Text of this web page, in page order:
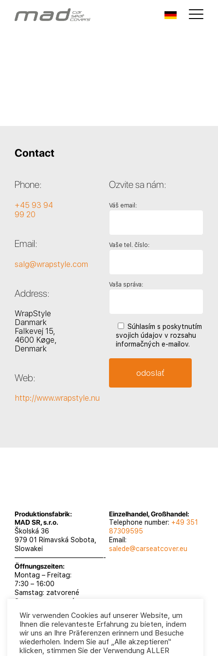
Contact
Phone:
+45 93 94
99 20
Email:
salg@wrapstyle.com
Address:
WrapStyle
Danmark
Falkevej 15,
4600 Køge,
Denmark
Web:
http://www.wrapstyle.nu
Ozvite sa nám:
Váš email:
Vaše tel. číslo:
Vaša správa:
Súhlasím s poskytnutím
svojich údajov v rozsahu
informačných e-mailov.
Produktionsfabrik:
MAD SR, s.r.o.
Školská 36
979 01 Rimavská Sobota,
Slowakei
—————————————-
Öffnungszeiten:
Montag – Freitag:
7:30 – 16:00
Samstag: zatvorené
Sontag: zatvorené
Einzelhandel, Großhandel:
Telephone number: +49 351
87309595
Email:
salede@carseatcover.eu
MAD SR, s.r.o. 2025
Datenschutzrichtlinie
Wir verwenden Cookies auf unserer Website, um
Ihnen die relevanteste Erfahrung zu bieten, indem
wir uns an Ihre Präferenzen erinnern und Besuche
wiederholen. Indem Sie auf „Alle akzeptieren“
klicken, stimmen Sie der Verwendung ALLER